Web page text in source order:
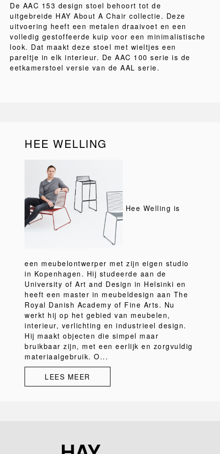
De AAC 153 design stoel behoort tot de
uitgebreide HAY About A Chair collectie. Deze
uitvoering heeft een metalen draaivoet en een
volledig gestoffeerde kuip voor een minimalistische
look. Dat maakt deze stoel met wieltjes een
pareltje in elk interieur. De AAC 100 serie is de
eetkamerstoel versie van de AAL serie.
HEE WELLING
Hee Welling is
een meubelontwerper met zijn eigen studio
in Kopenhagen. Hij studeerde aan de
University of Art and Design in Helsinki en
heeft een master in meubeldesign aan The
Royal Danish Academy of Fine Arts. Nu
werkt hij op het gebied van meubelen,
interieur, verlichting en industrieel design.
Hij maakt objecten die simpel maar
bruikbaar zijn, met een eerlijk en zorgvuldig
materiaalgebruik. O...
LEES MEER